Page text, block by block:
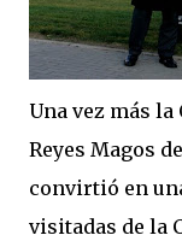
Una vez más la
Reyes Magos
convirtió en
visitadas de la